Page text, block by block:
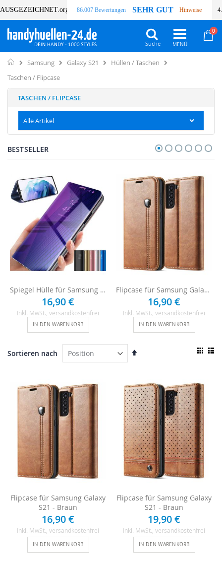
AUSGEZEICHNET.org 86.007 Bewertungen SEHR GUT Hinweise
0
Suche
Home
Samsung Galaxy S21
Hüllen / Taschen
Taschen / Flipcase
BESTSELLER
Spiegel Hülle für Samsung Galaxy S21
16,90 €
Inkl. MwSt., versandkostenfrei
IN DEN WARENKORB
Flipcase für Samsung Galaxy S21 - Braun
16,90 €
Inkl. MwSt., versandkostenfrei
IN DEN WARENKORB
Sortieren nach
In
Flipcase für Samsung Galaxy
S21 - Braun
16,90 €
Inkl. MwSt. , versandkostenfrei
IN DEN WARENKORB
Flipcase für Samsung Galaxy
S21 - Braun
19,90 €
Inkl. MwSt. , versandkostenfrei
IN DEN WARENKORB
TASCHEN / FLIPCASE
Alle Artikel